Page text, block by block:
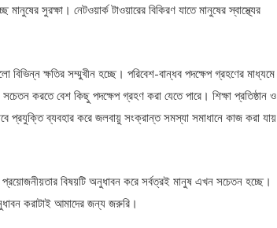
সুরক্ষা। নেটওয়ার্ক টাওয়ারের বিকিরণ যাতে মানুষের স্বাস্থ্যের
বিভিন্ন ক্ষতির সম্মুখীন হচ্ছে। পরিবেশ-বান্ধব পদক্ষেপ গ্রহণের মাধ্যমে
করতে বেশ কিছু পদক্ষেপ গ্রহণ করা যেতে পারে। শিক্ষা প্রতিষ্ঠান ও
প্রযুক্তি ব্যবহার করে জলবায়ু সংক্রান্ত সমস্যা সমাধানে কাজ করা যায়
বিষয়টি অনুধাবন করে সর্বত্রই মানুষ এখন সচেতন হচ্ছে।
করাটাই আমাদের জন্য জরুরি।